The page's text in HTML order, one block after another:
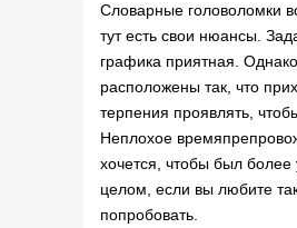
Словарные головоломки
тут есть свои нюансы.
графика приятная.
расположены так, что
терпения проявлять,
Неплохое
хочется, чтобы был
целом, если вы любите
попробовать.